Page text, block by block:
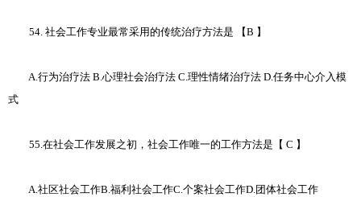
54. 社会工作专业最常采用的传统治疗方法是 【B 】
A.行为治疗法 B.心理社会治疗法 C.理性情绪治疗法 D.任务中心介入模
式
55.在社会工作发展之初，社会工作唯一的工作方法是【 C 】
A.社区社会工作B.福利社会工作C.个案社会工作D.团体社会工作